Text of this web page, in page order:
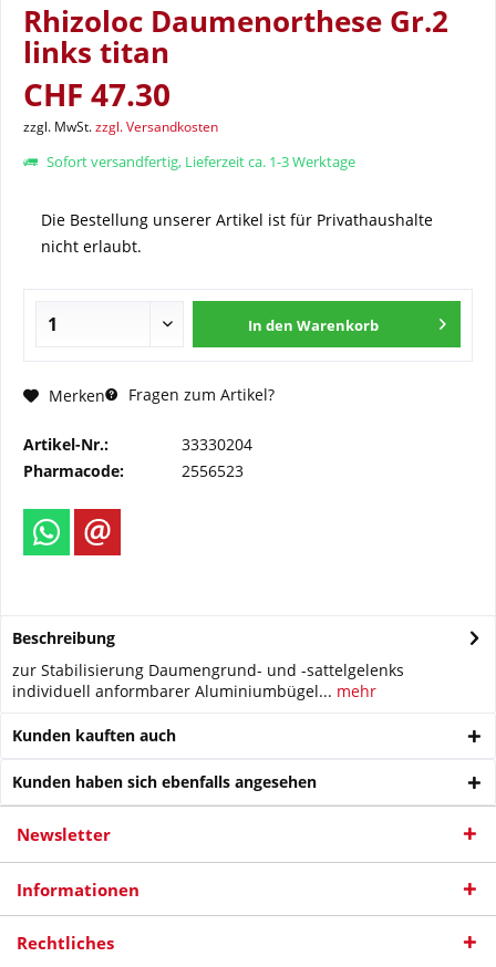
Rhizoloc Daumenorthese Gr.2
links titan
CHF 47.30
zzgl. MwSt.zzgl. Versandkosten
Sofort versandfertig, Lieferzeit ca. 1-3 Werktage
Die Bestellung unserer Artikel ist für Privathaushalte
nicht erlaubt.
In den Warenkorb
Merken Fragen zum Artikel?
Artikel-Nr.:
33330204
Pharmacode:
2556523
Beschreibung
zur Stabilisierung Daumengrund- und -sattelgelenks
individuell anformbarer Aluminiumbügel... mehr
Kunden kauften auch
Kunden haben sich ebenfalls angesehen
Newsletter
Informationen
Rechtliches